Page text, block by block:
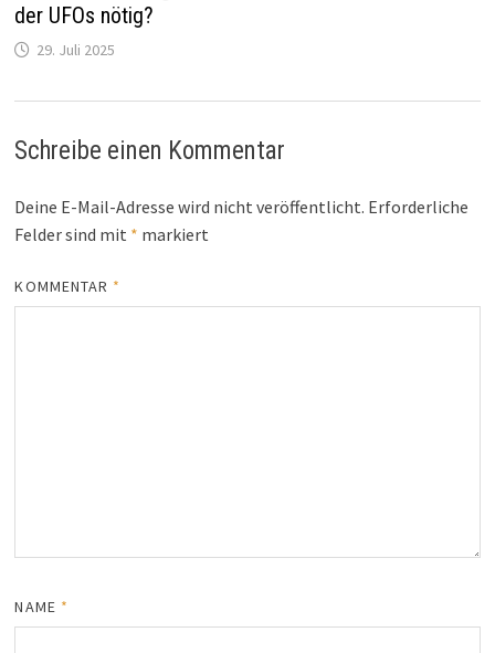
der UFOs nötig?
29. Juli 2025
Schreibe einen Kommentar
Deine E-Mail-Adresse wird nicht veröffentlicht. Erforderliche
Felder sind mit * markiert
KOMMENTAR *
NAME *